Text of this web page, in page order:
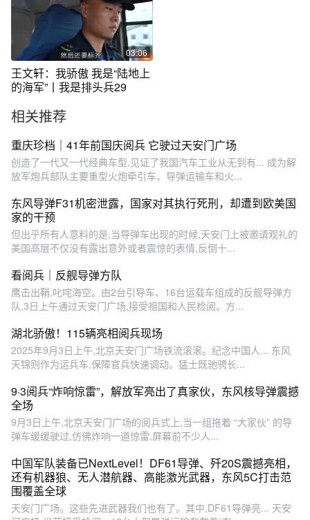
03:06
王文轩：我骄傲 我是“陆地上
的海军”丨我是排头兵29
相关推荐
重庆珍档｜41年前国庆阅兵 它驶过天安门广场
创造了一代又一代经典车型,见证了我国汽车工业从无到有... 成为解
放军炮兵部队主要重型火炮牵引车、导弹运输车和火...
东风导弹F31机密泄露，国家对其执行死刑，却遭到欧美国
家的干预
但出乎所有人意料的是,当导弹车出现的时候,天安门上被邀请观礼的
美国高层不仅没有露出意外或者震惊的表情,反倒十...
看阅兵｜反舰导弹方队
鹰击出鞘,叱咤海空。由2台引导车、16台运载车组成的反舰导弹方
队,3日上午通过天安门广场,接受祖国和人民检阅。方...
湖北骄傲！115辆亮相阅兵现场
2025年9月3日上午,北京天安门广场铁流滚滚。纪念中国人... 东风
天锦则作为运兵车,保障官兵快速调动。猛士既驰骋长...
9·3阅兵“炸响惊雷”，解放军亮出了真家伙，东风核导弹震撼
全场
9月3日上午,北京天安门广场的阅兵式上,当一组拖着 “大家伙” 的导
弹车缓缓驶过,仿佛炸响一道惊雷,屏幕前不少人...
中国军队装备已NextLevel！DF61导弹、歼20S震撼亮相，
还有机器狼、无人潜航器、高能激光武器，东风5C打击范
围覆盖全球
天安门广场。这些先进武器我们也有了。其中,DF61导弹亮... 天安